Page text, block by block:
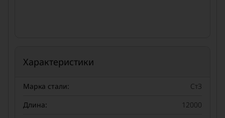
Характеристики
Марка стали:
Ст3
Длина:
12000